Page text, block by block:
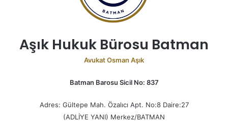
Aşık Hukuk Bürosu Batman
Avukat Osman Aşık
Batman Barosu Sicil No: 837
Adres: Gültepe Mah. Özalıcı Apt. No:8 Daire:27
(ADLİYE YANI) Merkez/BATMAN